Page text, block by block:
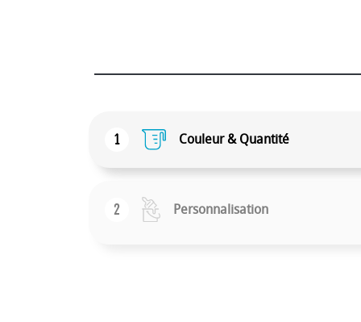
1 Couleur & Quantité
2 Personnalisation